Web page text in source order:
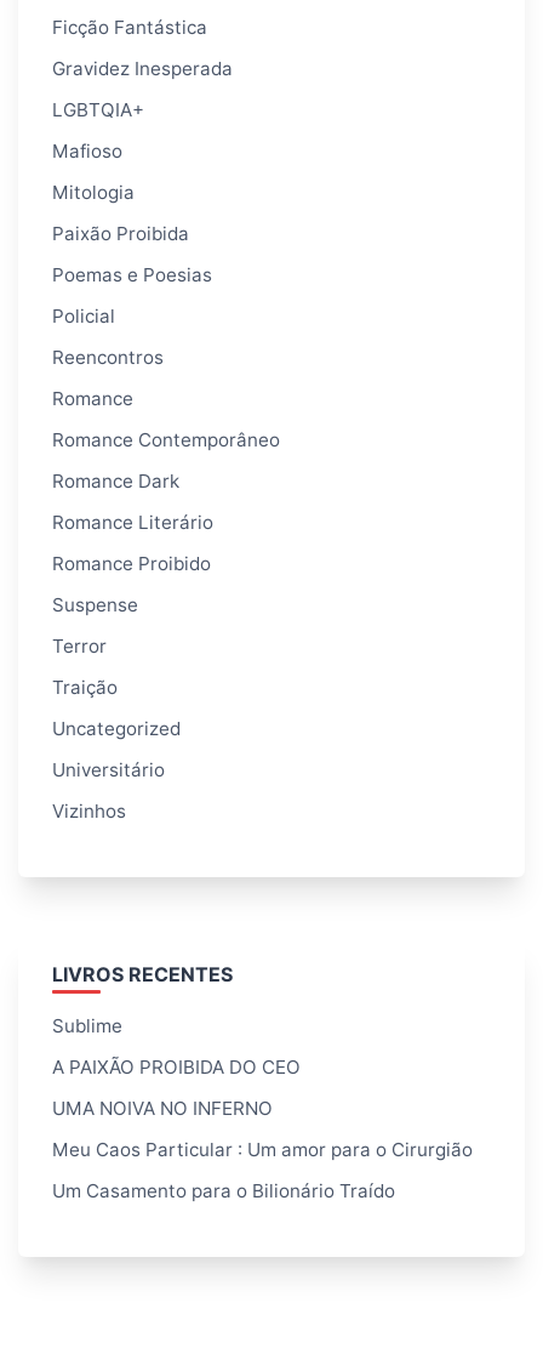
Ficção Fantástica
Gravidez Inesperada
LGBTQIA+
Mafioso
Mitologia
Paixão Proibida
Poemas e Poesias
Policial
Reencontros
Romance
Romance Contemporâneo
Romance Dark
Romance Literário
Romance Proibido
Suspense
Terror
Traição
Uncategorized
Universitário
Vizinhos
LIVROS RECENTES
Sublime
A PAIXÃO PROIBIDA DO CEO
UMA NOIVA NO INFERNO
Meu Caos Particular : Um amor para o Cirurgião
Um Casamento para o Bilionário Traído